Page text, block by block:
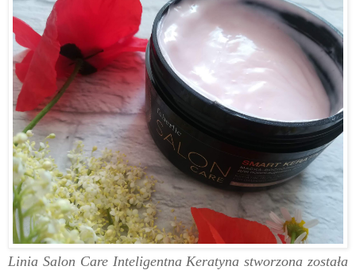
Linia Salon Care Inteligentna Keratyna stworzona została